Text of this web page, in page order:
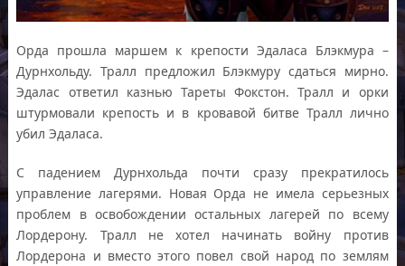
Орда прошла маршем к крепости Эдаласа Блэкмура –
Дурнхольду. Тралл предложил Блэкмуру сдаться мирно.
Эдалас ответил казнью Тареты Фокстон. Тралл и орки
штурмовали крепость и в кровавой битве Тралл лично
убил Эдаласа.
С падением Дурнхольда почти сразу прекратилось
управление лагерями. Новая Орда не имела серьезных
проблем в освобождении остальных лагерей по всему
Лордерону. Тралл не хотел начинать войну против
Лордерона и вместо этого повел свой народ по землям